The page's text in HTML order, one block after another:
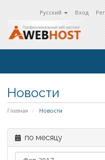
Русский Вход
Новости
Главная Новости
по месяцу